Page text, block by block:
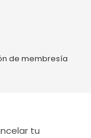
de membresía
tu